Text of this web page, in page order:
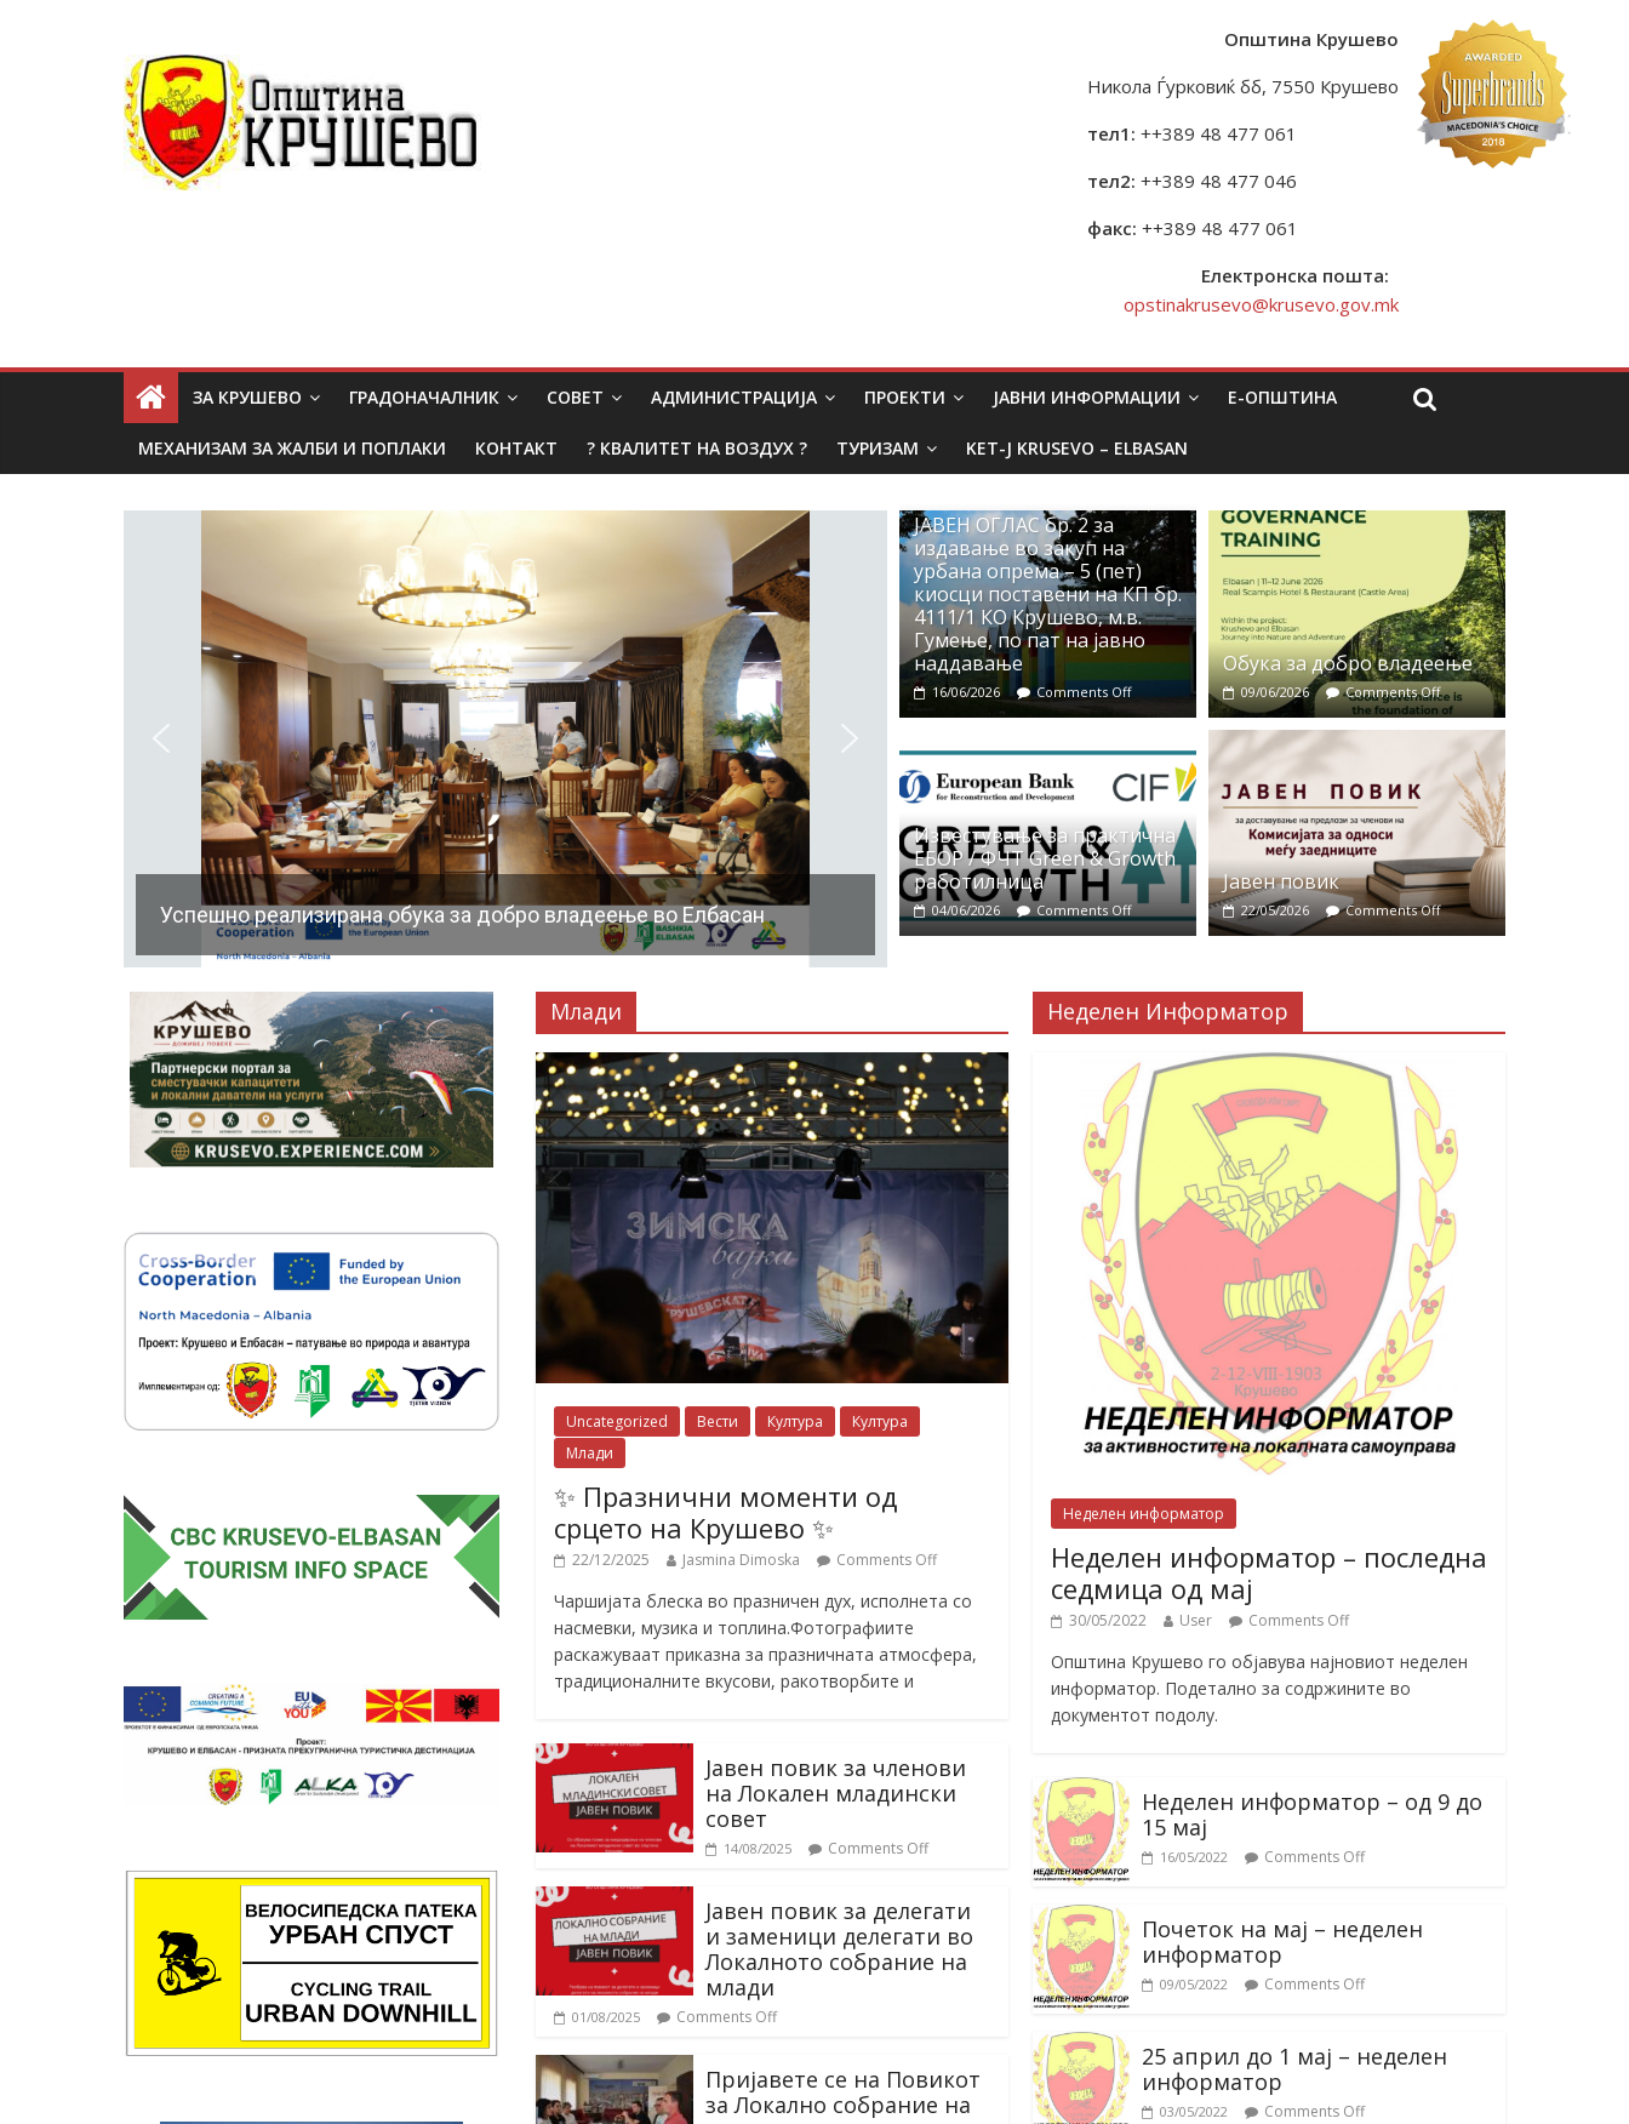
Општина Крушево
Никола Ѓурковиќ бб, 7550 Крушево
тел1: ++389 48 477 061
тел2: ++389 48 477 046
факс: ++389 48 477 061
Електронска пошта:
opstinakrusevo@krusevo.gov.mk
ЗА КРУШЕВО ГРАДОНАЧАЛНИК СОВЕТ АДМИНИСТРАЦИЈА ПРОЕКТИ ЈАВНИ ИНФОРМАЦИИ Е-ОПШТИНА
МЕХАНИЗАМ ЗА ЖАЛБИ И ПОПЛАКИ КОНТАКТ ? КВАЛИТЕТ НА ВОЗДУХ ? ТУРИЗАМ KET-J KRUSEVO – ELBASAN
Успешно реализирана обука за добро владеење во Елбасан
ЈАВЕН ОГЛАС бр. 2 за
издавање во закуп на
урбана опрема – 5 (пет)
киосци поставени на КП бр.
4111/1 КО Крушево, м.в.
Гумење, по пат на јавно
наддавање
16/06/2026 Comments Off
Обука за добро владеење
09/06/2026 Comments Off
Известување за практична
ЕБОР / ФЧТ Green & Growth
работилница
04/06/2026 Comments Off
Јавен повик
22/05/2026 Comments Off
Млади
Uncategorized Вести Култура
Култура
Млади
✨ Празнични моменти од
срцето на Крушево ✨
22/12/2025 Jasmina Dimoska Comments Off
Чаршијата блеска во празничен дух, исполнета со
насмевки, музика и топлина.Фотографиите
раскажуваат приказна за празничната атмосфера,
традиционалните вкусови, ракотворбите и
Јавен повик за членови
на Локален младински
совет
14/08/2025 Comments Off
Јавен повик за делегати
и заменици делегати во
Локалното собрание на
млади
01/08/2025 Comments Off
Пријавете се на Повикот
за Локално собрание на
Неделен Информатор
Неделен информатор
Неделен информатор – последна
седмица од мај
30/05/2022 User Comments Off
Општина Крушево го објавува најновиот неделен
информатор. Подетално за содржините во
документот подолу.
Неделен информатор – од 9 до
15 мај
16/05/2022 Comments Off
Почеток на мај – неделен
информатор
09/05/2022 Comments Off
25 април до 1 мај – неделен
информатор
03/05/2022 Comments Off